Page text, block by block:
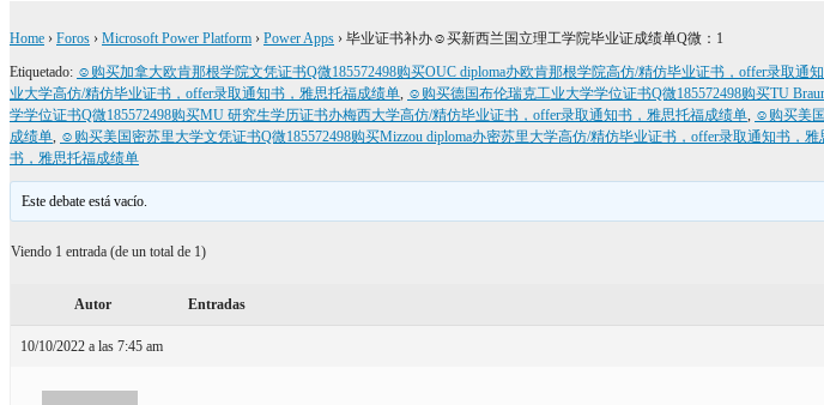
Home › Foros › Microsoft Power Platform › Power Apps › 毕业证书补办☺买新西兰国立理工学院毕业证成绩单Q微：1
Etiquetado: ☺购买加拿大欧肯那根学院文凭证书Q微185572498购买OUC diploma办欧肯那根学院高仿/精仿毕业证书，offer录取通
业大学高仿/精仿毕业证书，offer录取通知书，雅思托福成绩单, ☺购买德国布伦瑞克工业大学学位证书Q微185572498购买TU
学学位证书Q微185572498购买MU 研究生学历证书办梅西大学高仿/精仿毕业证书，offer录取通知书，雅思托福成绩单, ☺购买美
成绩单, ☺购买美国密苏里大学文凭证书Q微185572498购买Mizzou diploma办密苏里大学高仿/精仿毕业证书，offer录取通知书，
书，雅思托福成绩单
Este debate está vacío.
Viendo 1 entrada (de un total de 1)
Autor Entradas
10/10/2022 a las 7:45 am